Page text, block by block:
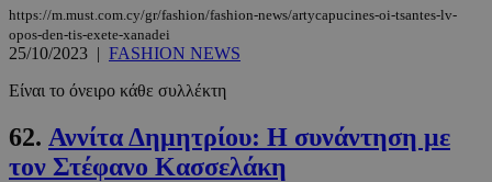
https://m.must.com.cy/gr/fashion/fashion-news/artycapucines-oi-tsantes-lv-
opos-den-tis-exete-xanadei
25/10/2023 | FASHION NEWS
Είναι το όνειρο κάθε συλλέκτη
62. Αννίτα Δημητρίου: Η συνάντηση με
τον Στέφανο Κασσελάκη